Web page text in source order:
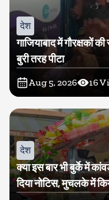
देश
गाजियाबाद में गौरक्षकों
बुरी तरह पीटा
Aug 5, 2026 16
देश
क्या इस बार भी बुर्के में
दिया नोटिस, मुचलके में